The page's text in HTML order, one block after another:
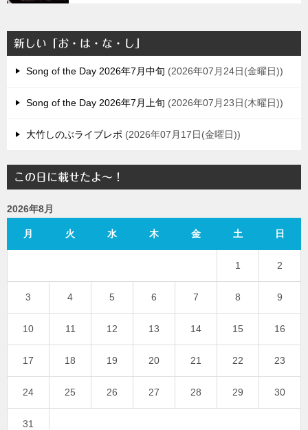
新しい「お・は・な・し」
Song of the Day 2026年7月中旬 2026年07月24日(金曜日)
Song of the Day 2026年7月上旬 2026年07月23日(木曜日)
大竹しのぶライブレポ 2026年07月17日(金曜日)
この日に載せたよ～！
2026年8月
月 火 水 木 金 土 日
1 2
3 4 5 6 7 8 9
10 11 12 13 14 15 16
17 18 19 20 21 22 23
24 25 26 27 28 29 30
31